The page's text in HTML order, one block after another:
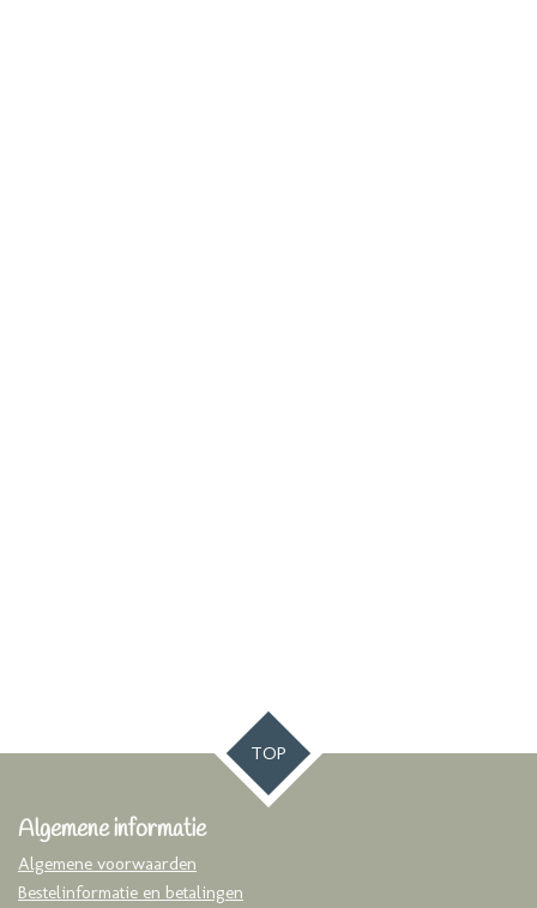
TOP
Algemene informatie
Algemene voorwaarden
Bestelinformatie en betalingen